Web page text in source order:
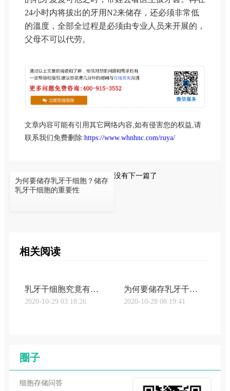
24小时内将拔出的牙用N2来储存，还必须非常低
的溫度，全部全过程是必须由专业人员来开展的，
父母不可以代劳。
文章内容可能有引用其它网络内容,如有侵害您的权益,请
联系我们免费删除:https://www.whnhnc.com/ruya/
为何要储存乳牙干细胞？储存
乳牙干细胞的重要性
没有下一篇了
相关阅读
乳牙干细胞究竟有多强大？存储有什么标准？
2020-10-29 03:18:26
为何要储存乳牙干细胞？储存乳牙干细胞的重要性
2020-10-28 08:19:41
圈子
细胞存储问答